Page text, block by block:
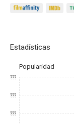
Estadísticas
Popularidad
???
???
???